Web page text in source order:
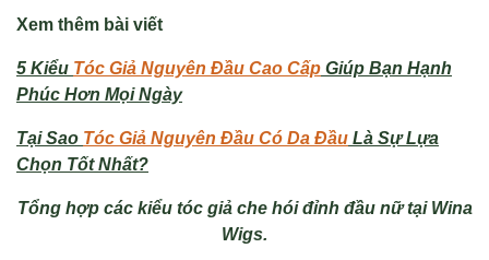
Xem thêm bài viết
5 Kiểu Tóc Giả Nguyên Đầu Cao Cấp Giúp Bạn Hạnh
Phúc Hơn Mọi Ngày
Tại Sao Tóc Giả Nguyên Đầu Có Da Đầu Là Sự Lựa
Chọn Tốt Nhất?
Tổng hợp các kiểu tóc giả che hói đỉnh đầu nữ tại Wina
Wigs.